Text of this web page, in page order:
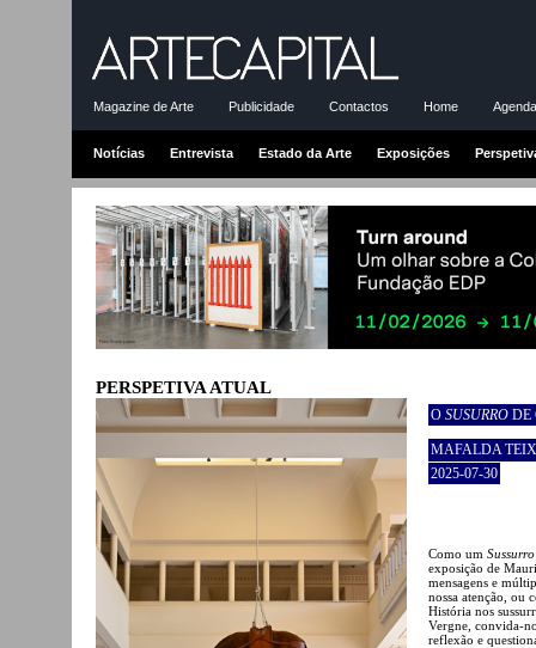
Magazine de Arte Publicidade Contactos Home
Notícias Entrevista Estado da Arte Exposições
PERSPETIVA ATUAL
O SUSURRO DE
MAFALDA
2025-07-30
Como um Sussurro
exposição de
mensagens e
nossa atenção, ou
História nos
Vergne, convida-
reflexão e